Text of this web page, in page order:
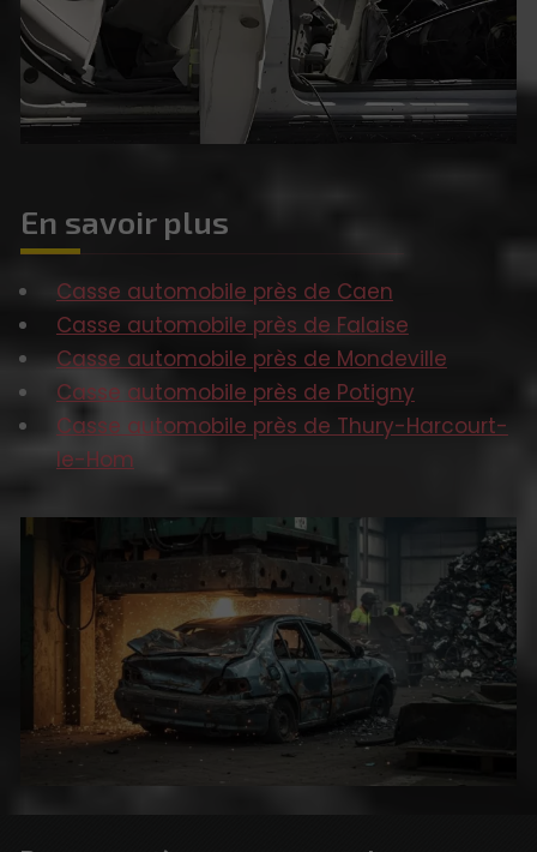
En savoir plus
Casse automobile près de Caen
Casse automobile près de Falaise
Casse automobile près de Mondeville
Casse automobile près de Potigny
Casse automobile près de Thury-Harcourt-
le-Hom